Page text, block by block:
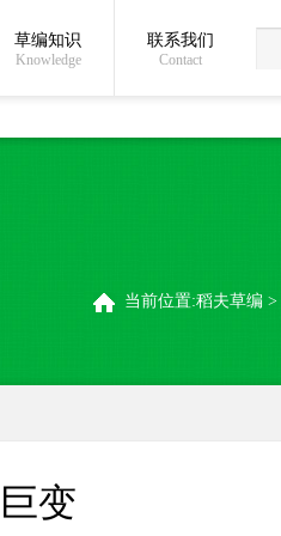
关于我们 草编常识
草编知识
Knowledge
联系我们
Contact
当前位置:稻夫草编 >
变